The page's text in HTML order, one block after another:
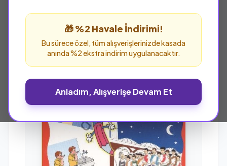
🎁 %2 Havale İndirimi!
Bu sürece özel, tüm alışverişlerinizde kasada
anında %2 ekstra indirim uygulanacaktır.
Anladım, Alışverişe Devam Et